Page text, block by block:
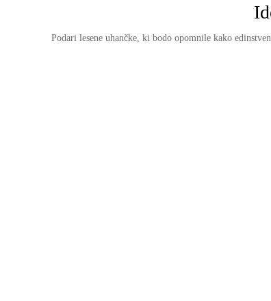
Podari lesene uhančke, ki bodo opomnile kako